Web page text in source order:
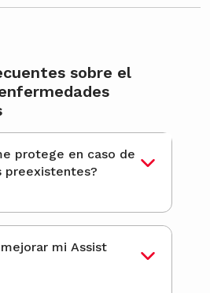
sobre el
de
preexistentes?
mi Assist